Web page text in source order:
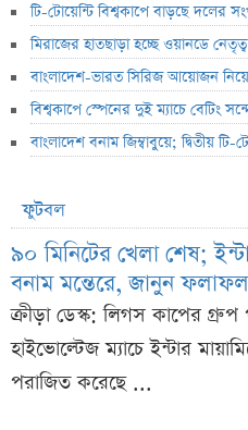
টি-টোয়েন্টি বিশ্বকাপে বাড়ছে দলের
মিরাজের হাতছাড়া হচ্ছে ওয়ানডে
বাংলাদেশ-ভারত সিরিজ আয়োজন
বিশ্বকাপে স্পেনের দুই ম্যাচে বেটিং
বাংলাদেশ বনাম জিম্বাবুয়ে; দ্বিতীয়
ফুটবল
৯০ মিনিটের খেলা শেষ;
বনাম মন্তেরে, জানুন ফলাফল
ক্রীড়া ডেস্ক: লিগস কাপের গ্রুপ
হাইভোল্টেজ ম্যাচে ইন্টার
পরাজিত করেছে ...